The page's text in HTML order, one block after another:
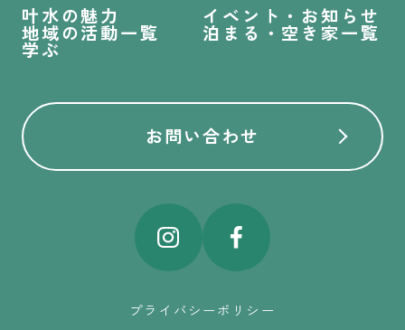
叶水の魅力 イベント・お知らせ
地域の活動一覧 泊まる・空き家一覧
学ぶ
お問い合わせ
プライバシーポリシー